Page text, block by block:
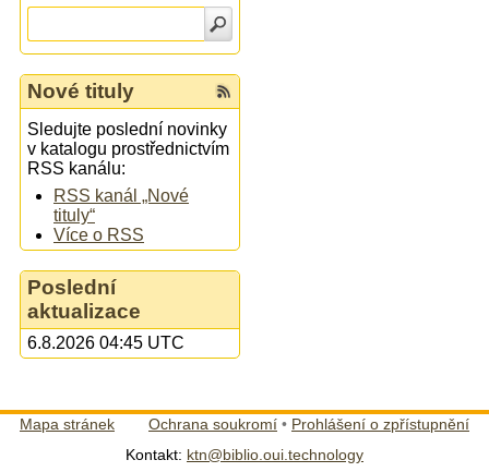
Nové tituly
Sledujte poslední novinky
v katalogu prostřednictvím
RSS kanálu:
RSS kanál „Nové
tituly“
Více o RSS
Poslední
aktualizace
6.8.2026 04:45 UTC
Mapa stránek Ochrana soukromí • Prohlášení o zpřístupnění
Kontakt: ktn@biblio.oui.technology